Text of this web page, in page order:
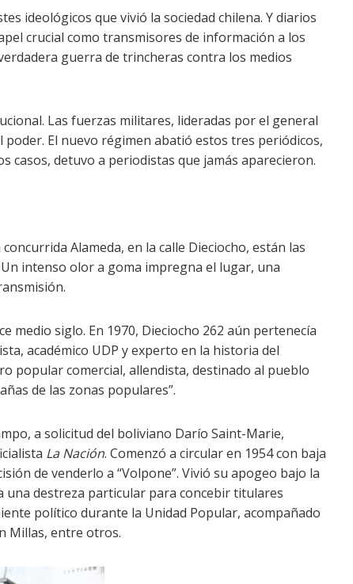
ideológicos que vivió la sociedad chilena. Y diarios
crucial como transmisores de información a los
guerra de trincheras contra los medios
Las fuerzas militares, lideradas por el general
El nuevo régimen abatió estos tres periódicos,
casos, detuvo a periodistas que jamás aparecieron.
Alameda, en la calle Dieciocho, están las
intenso olor a goma impregna el lugar, una
medio siglo. En 1970, Dieciocho 262 aún pertenecía
académico UDP y experto en la historia del
popular comercial, allendista, destinado al pueblo
de las zonas populares”.
a solicitud del boliviano Darío Saint-Marie,
La Nación. Comenzó a circular en 1954 con baja
de venderlo a “Volpone”. Vivió su apogeo bajo la
una destreza particular para concebir titulares
político durante la Unidad Popular, acompañado
Millas, entre otros.